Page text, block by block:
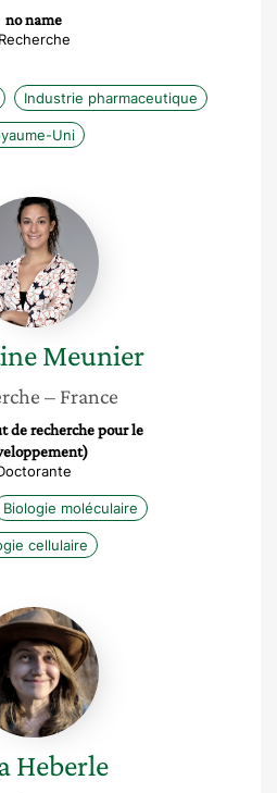
no name
Recherche
Industrie pharmaceutique
Uni
Valentine
Meunier
Meunier
– France
de recherche pour le
Biologie moléculaire
cellulaire
Eléa
Heberle
Heberle